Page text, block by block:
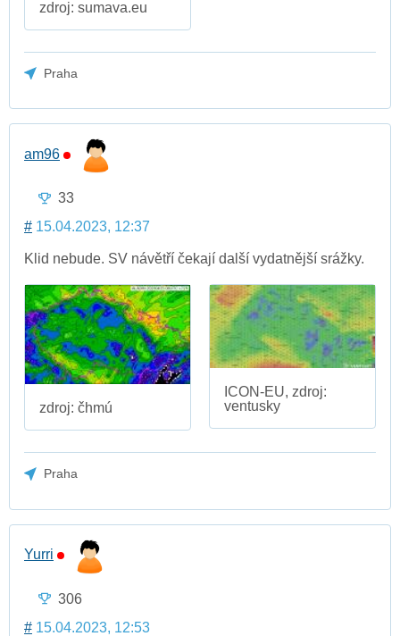
zdroj: sumava.eu
Praha
am96
33
# 15.04.2023, 12:37
Klid nebude. SV návětří čekají další vydatnější srážky.
zdroj: čhmú
ICON-EU, zdroj:
ventusky
Praha
Yurri
306
# 15.04.2023, 12:53